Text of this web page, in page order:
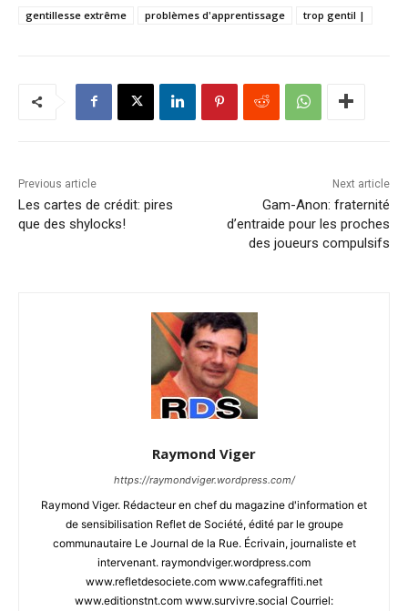
gentillesse extrême
problèmes d'apprentissage trop gentil |
Previous article
Les cartes de crédit: pires
que des shylocks!
Next article
Gam-Anon: fraternité
d’entraide pour les proches
des joueurs compulsifs
Raymond Viger
https://raymondviger.wordpress.com/
Raymond Viger. Rédacteur en chef du magazine d'information et
de sensibilisation Reflet de Société, édité par le groupe
communautaire Le Journal de la Rue. Écrivain, journaliste et
intervenant. raymondviger.wordpress.com
www.refletdesociete.com www.cafegraffiti.net
www.editionstnt.com www.survivre.social Courriel: